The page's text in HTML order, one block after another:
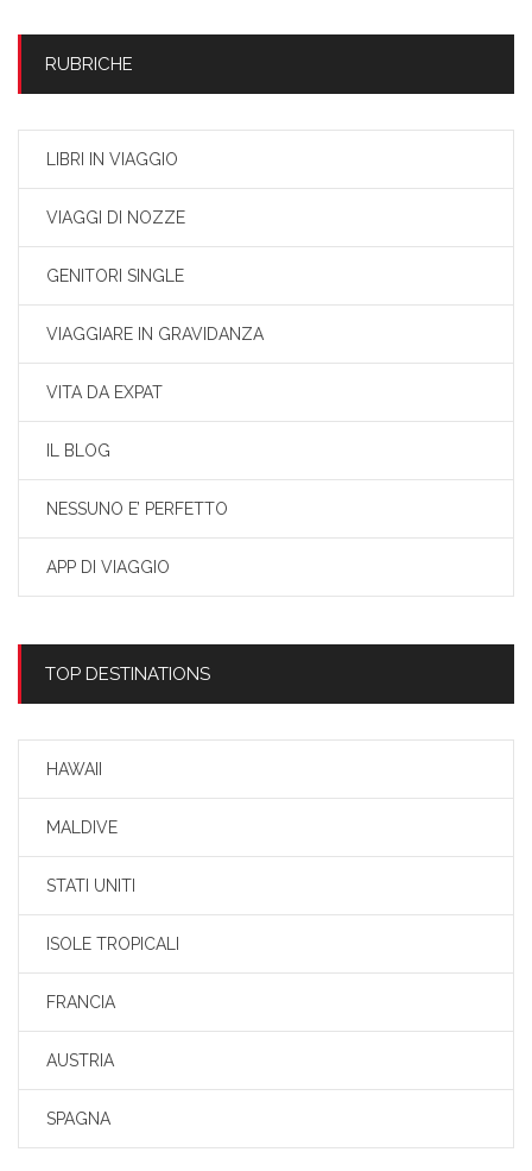
RUBRICHE
LIBRI IN VIAGGIO
VIAGGI DI NOZZE
GENITORI SINGLE
VIAGGIARE IN GRAVIDANZA
VITA DA EXPAT
IL BLOG
NESSUNO E’ PERFETTO
APP DI VIAGGIO
TOP DESTINATIONS
HAWAII
MALDIVE
STATI UNITI
ISOLE TROPICALI
FRANCIA
AUSTRIA
SPAGNA